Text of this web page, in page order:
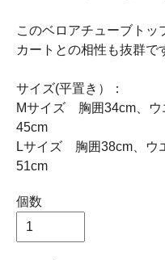
このベロアチューブトッ
カートとの相性も抜群で
サイズ(平置き）：
Mサイズ 胸囲34cm、ウ
45cm
Lサイズ 胸囲38cm、ウ
51cm
個数